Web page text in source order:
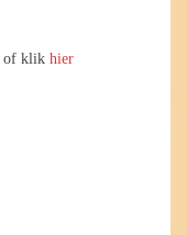
of klik hier